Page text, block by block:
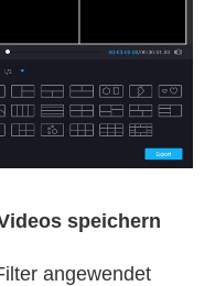
speichern
angewendet